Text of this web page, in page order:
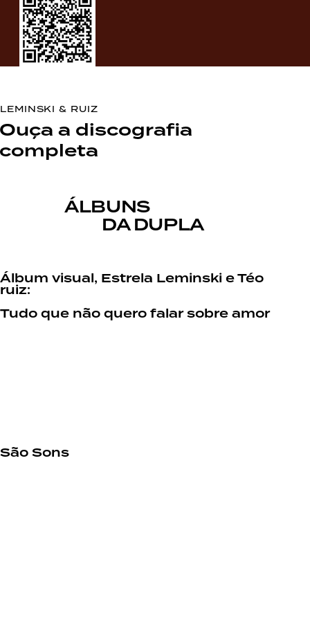
LEMINSKI & RUIZ
Ouça a discografia
completa
ÁLBUNS
DA DUPLA
Álbum visual, Estrela Leminski e Téo
ruiz:
Tudo que não quero falar sobre amor
São Sons